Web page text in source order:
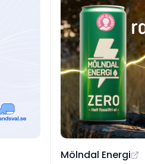
Mölndal Energi